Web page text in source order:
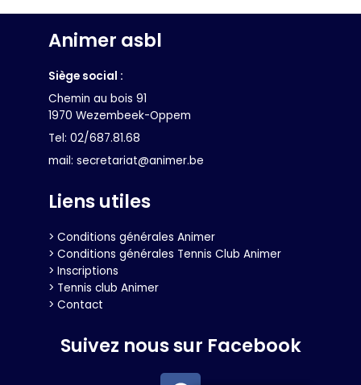
Animer asbl
Siège social :
Chemin au bois 91
1970 Wezembeek-Oppem
Tel: 02/687.81.68
mail: secretariat@animer.be
Liens utiles
> Conditions générales Animer
> Conditions générales Tennis Club Animer
> Inscriptions
> Tennis club Animer
> Contact
Suivez nous sur Facebook